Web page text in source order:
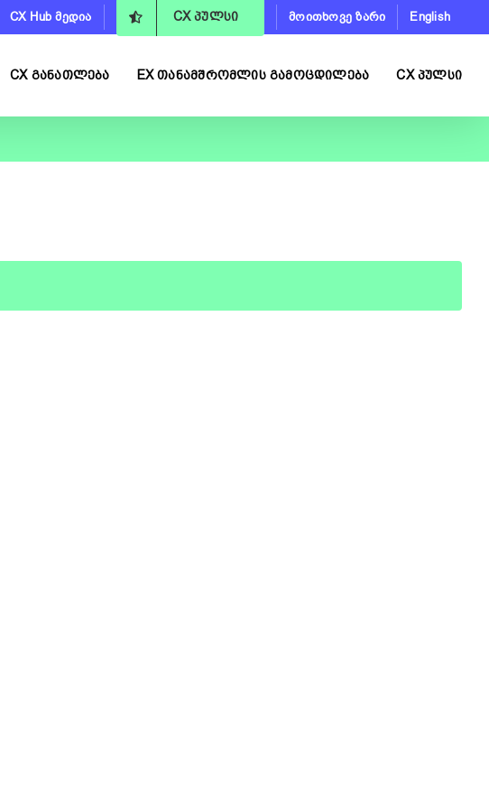
CX Hub მედია CX ᲞᲣᲚᲡᲘ მოითხოვე ზარი English
CX ᲒᲐᲜᲐᲗᲚᲔᲑᲐ EX ᲗᲐᲜᲐᲛᲨᲠᲝᲛᲚᲘᲡ ᲒᲐᲛᲝᲪᲓᲘᲚᲔᲑᲐ CX ᲞᲣᲚᲡᲘ